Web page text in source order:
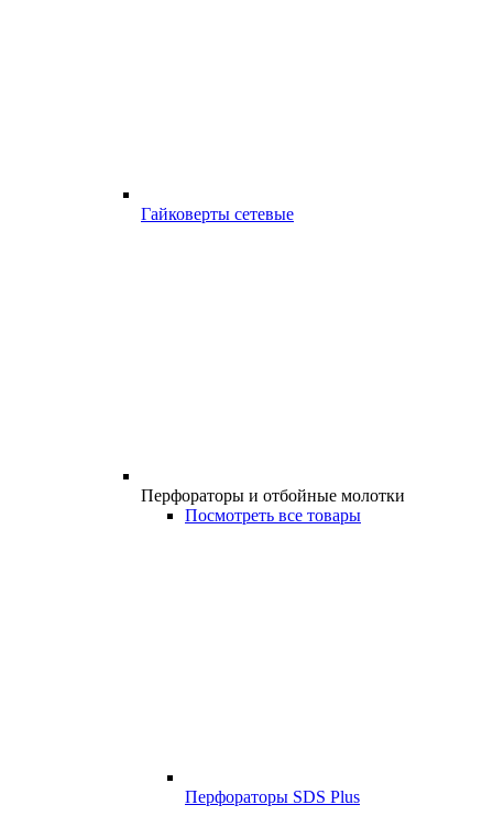
Гайковерты сетевые
Перфораторы и отбойные молотки
Посмотреть все товары
Перфораторы SDS Plus